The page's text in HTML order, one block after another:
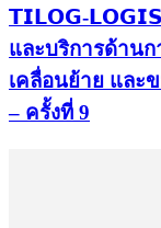
𝗧𝗜𝗟𝗢𝗚-
และบริการด้าน
เคลื่อนย้าย และ
– ครั้งที่ 9